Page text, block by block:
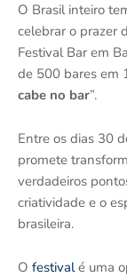
O Brasil inteiro
celebrar o prazer
Festival Bar em
de 500 bares em
cabe no bar”.
Entre os dias 30
promete
verdadeiros
criatividade e o
brasileira.
O festivalé uma